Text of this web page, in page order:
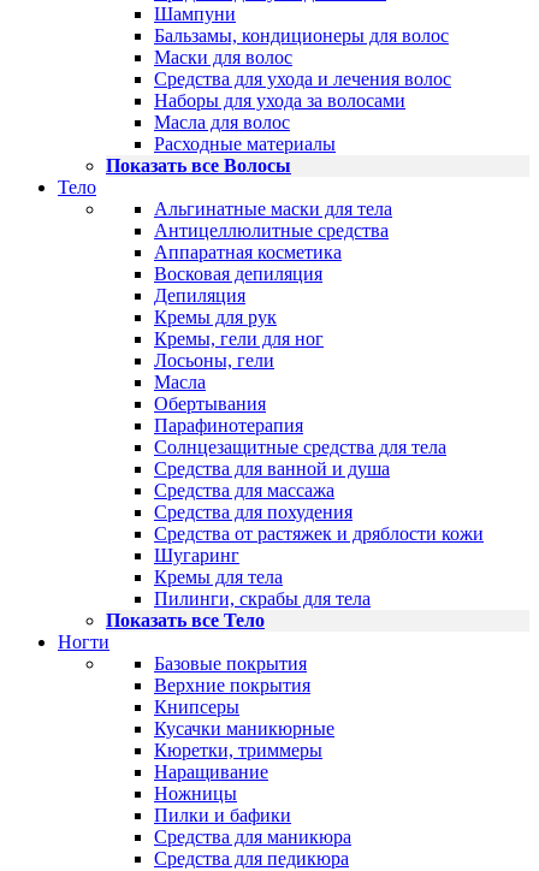
Шампуни
Бальзамы, кондиционеры для волос
Маски для волос
Средства для ухода и лечения волос
Наборы для ухода за волосами
Масла для волос
Расходные материалы
Показать все Волосы
Тело
Альгинатные маски для тела
Антицеллюлитные средства
Аппаратная косметика
Восковая депиляция
Депиляция
Кремы для рук
Кремы, гели для ног
Лосьоны, гели
Масла
Обертывания
Парафинотерапия
Солнцезащитные средства для тела
Средства для ванной и душа
Средства для массажа
Средства для похудения
Средства от растяжек и дряблости кожи
Шугаринг
Кремы для тела
Пилинги, скрабы для тела
Показать все Тело
Ногти
Базовые покрытия
Верхние покрытия
Книпсеры
Кусачки маникюрные
Кюретки, триммеры
Наращивание
Ножницы
Пилки и бафики
Средства для маникюра
Средства для педикюра